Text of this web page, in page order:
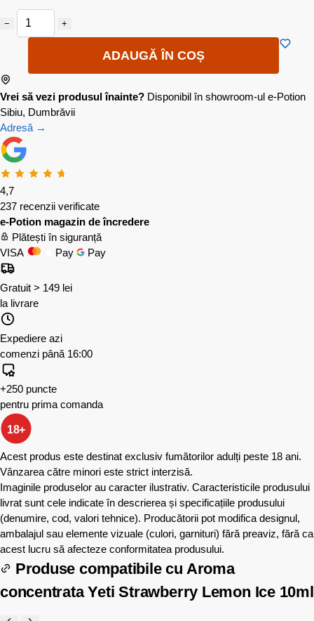
− +
ADAUGĂ ÎN COȘ
Vrei să vezi produsul înainte? Disponibil în showroom-ul e-Potion
Sibiu, Dumbrăvii
Adresă →
4,7
237 recenzii verificate
e-Potion magazin de încredere
Plătești în siguranță
VISA
Pay Pay
Gratuit > 149 lei
la livrare
Expediere azi
comenzi până 16:00
+250 puncte
pentru prima comanda
18+
Acest produs este destinat exclusiv fumătorilor adulți peste 18 ani.
Vânzarea către minori este strict interzisă.
Imaginile produselor au caracter ilustrativ. Caracteristicile produsului
livrat sunt cele indicate în descrierea și specificațiile produsului
(denumire, cod, valori tehnice). Producătorii pot modifica designul,
ambalajul sau elemente vizuale (culori, garnituri) fără preaviz, fără ca
acest lucru să afecteze conformitatea produsului.
Produse compatibile cu Aroma
concentrata Yeti Strawberry Lemon Ice 10ml